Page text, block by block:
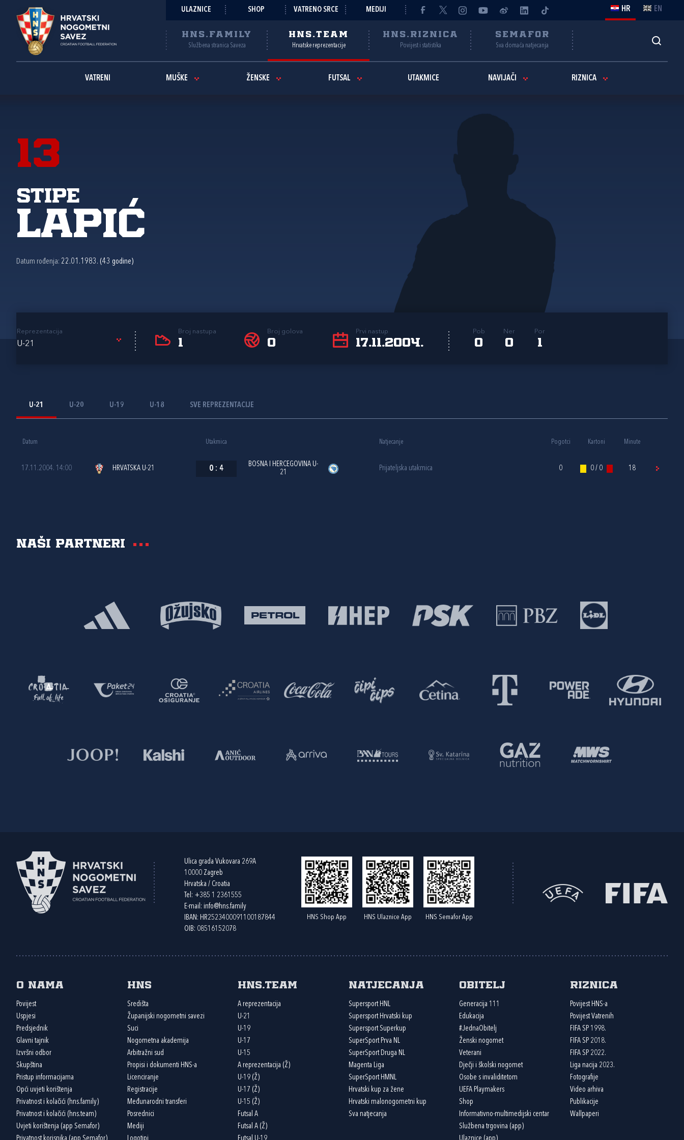
ULAZNICE SHOP VATRENO SRCE MEDIJI HR EN
HNS.FAMILY
Službena stranica Saveza
HNS.TEAM
Hrvatske reprezentacije
HNS.RIZNICA
Povijest i statistika
SEMAFOR
Sva domaća natjecanja
VATRENI MUŠKE ŽENSKE FUTSAL UTAKMICE NAVIJAČI RIZNICA
13
Stipe
Lapić
Datum rođenja: 22.01.1983. (43 godine)
Reprezentacija
U-21
Broj nastupa
1
Broj golova
0
Prvi nastup
17.11.2004.
Pob
0
Ner
0
Por
1
U-21 U-20 U-19 U-18 SVE REPREZENTACIJE
Datum Utakmica Natjecanje Pogotci Kartoni Minute
17.11.2004. 14:00 HRVATSKA U-21 0 : 4
BOSNA I HERCEGOVINA U-
21
Prijateljska utakmica 0 0 / 0 18
Naši partneri
Ulica grada Vukovara 269A
10000 Zagreb
Hrvatska / Croatia
Tel: +385 1 2361555
E-mail: info@hns.family
IBAN: HR2523400091100187844
OIB: 08516152078
HNS Shop App HNS Ulaznice App HNS Semafor App
O nama
Povijest
Uspjesi
Predsjednik
Glavni tajnik
Izvršni odbor
Skupština
Pristup informacijama
Opći uvjeti korištenja
Privatnost i kolačići (hns.family)
Privatnost i kolačići (hns.team)
Uvjeti korištenja (app Semafor)
HNS
Središta
Županijski nogometni savezi
Suci
Nogometna akademija
Arbitražni sud
Propisi i dokumenti HNS-a
Licenciranje
Registracije
Međunarodni transferi
Posrednici
Mediji
HNS.team
A reprezentacija
U-21
U-19
U-17
U-15
A reprezentacija (Ž)
U-19 (Ž)
U-17 (Ž)
U-15 (Ž)
Futsal A
Futsal A (Ž)
Natjecanja
Supersport HNL
Supersport Hrvatski kup
Supersport Superkup
SuperSport Prva NL
SuperSport Druga NL
Magenta Liga
SuperSport HMNL
Hrvatski kup za žene
Hrvatski malonogometni kup
Sva natjecanja
Obitelj
Generacija 111
Edukacija
#JednaObitelj
Ženski nogomet
Veterani
Dječji i školski nogomet
Osobe s invaliditetom
UEFA Playmakers
Shop
Informativno-multimedijski centar
Službena trgovina (app)
Riznica
Povijest HNS-a
Povijest Vatrenih
FIFA SP 1998.
FIFA SP 2018.
FIFA SP 2022.
Liga nacija 2023.
Fotografije
Video arhiva
Publikacije
Wallpaperi